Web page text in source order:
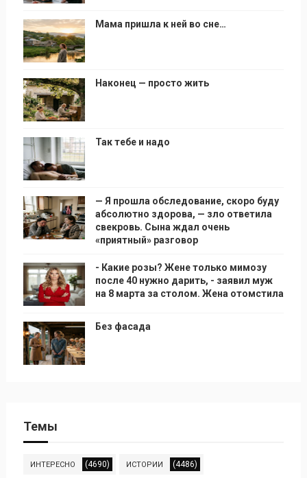
Мама пришла к ней во сне…
Наконец — просто жить
Так тебе и надо
— Я прошла обследование, скоро буду
абсолютно здорова, — зло ответила
свекровь. Сына ждал очень
«приятный» разговор
- Какие розы? Жене только мимозу
после 40 нужно дарить, - заявил муж
на 8 марта за столом. Жена отомстила
Без фасада
Темы
ИНТЕРЕСНО (4690) ИСТОРИИ (4486)